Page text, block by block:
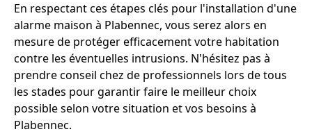
En respectant ces étapes clés pour l'installation d'une
alarme maison à Plabennec, vous serez alors en
mesure de protéger efficacement votre habitation
contre les éventuelles intrusions. N'hésitez pas à
prendre conseil chez de professionnels lors de tous
les stades pour garantir faire le meilleur choix
possible selon votre situation et vos besoins à
Plabennec.